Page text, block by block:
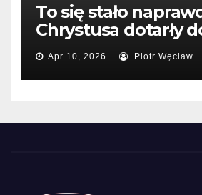
To się stało
Chrystusa dotarły
Kosmosu.
Apr 10, 2026 Piotr Węcław